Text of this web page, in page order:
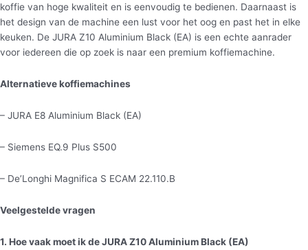
koffie van hoge kwaliteit en is eenvoudig te bedienen. Daarnaast is
het design van de machine een lust voor het oog en past het in elke
keuken. De JURA Z10 Aluminium Black (EA) is een echte aanrader
voor iedereen die op zoek is naar een premium koffiemachine.
Alternatieve koffiemachines
– JURA E8 Aluminium Black (EA)
– Siemens EQ.9 Plus S500
– De’Longhi Magnifica S ECAM 22.110.B
Veelgestelde vragen
1. Hoe vaak moet ik de JURA Z10 Aluminium Black (EA)